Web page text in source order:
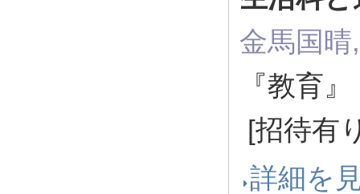
金馬国
『教育
[招待有
詳細を